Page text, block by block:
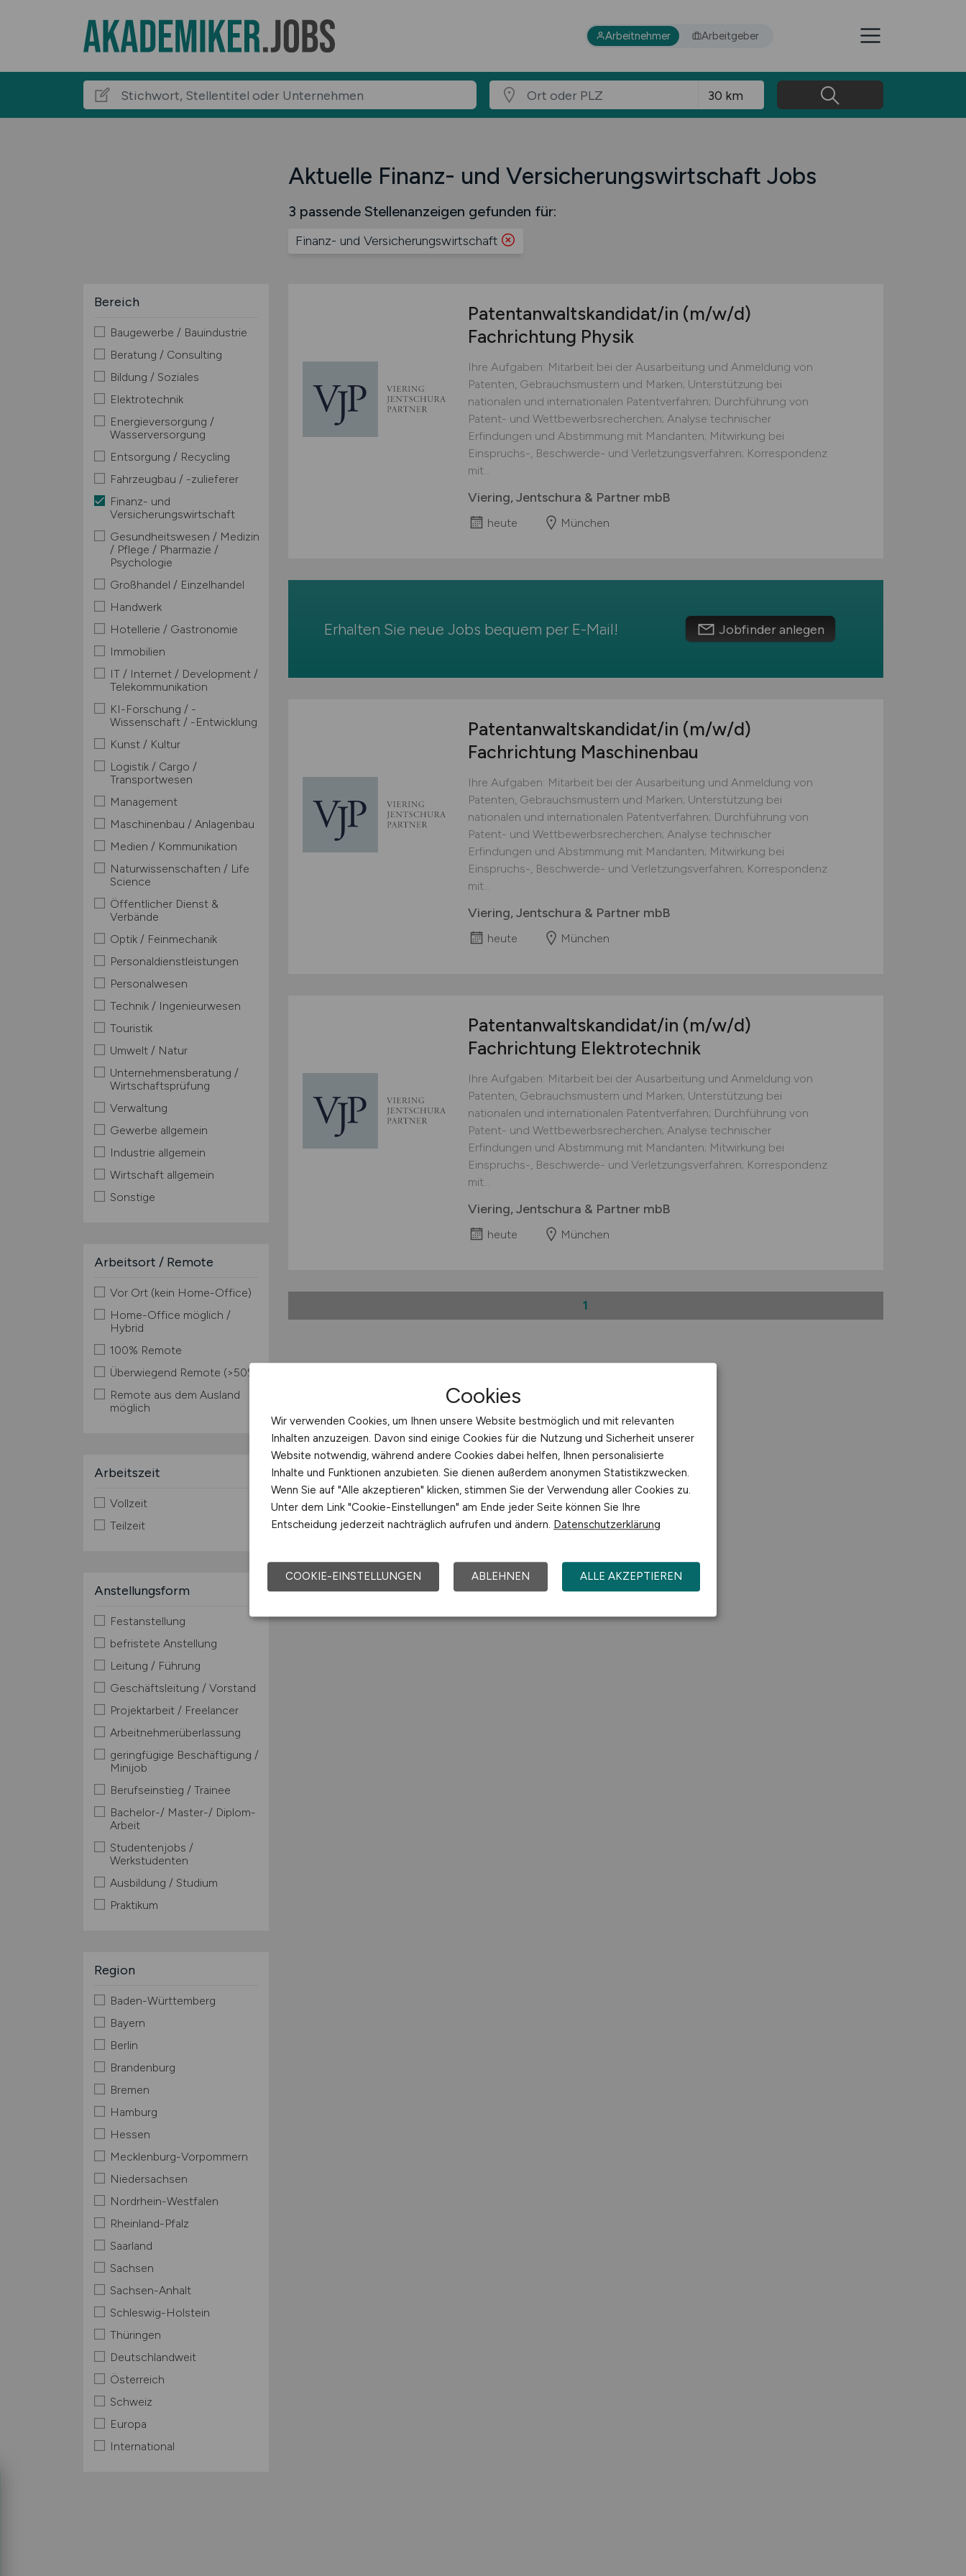
Arbeitnehmer Arbeitgeber
Aktuelle Finanz- und Versicherungswirtschaft Jobs
3 passende Stellenanzeigen gefunden für:
Finanz- und Versicherungswirtschaft
Bereich
Baugewerbe / Bauindustrie
Beratung / Consulting
Bildung / Soziales
Elektrotechnik
Energieversorgung /
Wasserversorgung
Entsorgung / Recycling
Fahrzeugbau / -zulieferer
Finanz- und
Versicherungswirtschaft
Gesundheitswesen / Medizin
/ Pflege / Pharmazie /
Psychologie
Großhandel / Einzelhandel
Handwerk
Hotellerie / Gastronomie
Immobilien
IT / Internet / Development /
Telekommunikation
KI-Forschung / -
Wissenschaft / -Entwicklung
Kunst / Kultur
Logistik / Cargo /
Transportwesen
Management
Maschinenbau / Anlagenbau
Medien / Kommunikation
Naturwissenschaften / Life
Science
Öffentlicher Dienst &
Verbände
Optik / Feinmechanik
Personaldienstleistungen
Personalwesen
Technik / Ingenieurwesen
Touristik
Umwelt / Natur
Unternehmensberatung /
Wirtschaftsprüfung
Verwaltung
Gewerbe allgemein
Industrie allgemein
Wirtschaft allgemein
Sonstige
Arbeitsort / Remote
Vor Ort (kein Home-Office)
Home-Office möglich /
Hybrid
100% Remote
Überwiegend Remote (>50%)
Remote aus dem Ausland
möglich
Arbeitszeit
Vollzeit
Teilzeit
Anstellungsform
Festanstellung
befristete Anstellung
Leitung / Führung
Geschäftsleitung / Vorstand
Projektarbeit / Freelancer
Arbeitnehmerüberlassung
geringfügige Beschäftigung /
Minijob
Berufseinstieg / Trainee
Bachelor-/ Master-/ Diplom-
Arbeit
Studentenjobs /
Werkstudenten
Ausbildung / Studium
Praktikum
Region
Baden-Württemberg
Bayern
Berlin
Brandenburg
Bremen
Hamburg
Hessen
Mecklenburg-Vorpommern
Niedersachsen
Nordrhein-Westfalen
Rheinland-Pfalz
Saarland
Sachsen
Sachsen-Anhalt
Schleswig-Holstein
Thüringen
Deutschlandweit
Österreich
Schweiz
Europa
International
Patentanwaltskandidat/in (m/w/d)
Fachrichtung Physik
Ihre Aufgaben: Mitarbeit bei der Ausarbeitung und Anmeldung von
Patenten, Gebrauchsmustern und Marken; Unterstützung bei
nationalen und internationalen Patentverfahren; Durchführung von
Patent- und Wettbewerbsrecherchen; Analyse technischer
Erfindungen und Abstimmung mit Mandanten; Mitwirkung bei
Einspruchs-, Beschwerde- und Verletzungsverfahren; Korrespondenz
mit...
Viering, Jentschura & Partner mbB
heute München
Erhalten Sie neue Jobs bequem per E-Mail! Jobfinder anlegen
Patentanwaltskandidat/in (m/w/d)
Fachrichtung Maschinenbau
Ihre Aufgaben: Mitarbeit bei der Ausarbeitung und Anmeldung von
Patenten, Gebrauchsmustern und Marken; Unterstützung bei
nationalen und internationalen Patentverfahren; Durchführung von
Patent- und Wettbewerbsrecherchen; Analyse technischer
Erfindungen und Abstimmung mit Mandanten; Mitwirkung bei
Einspruchs-, Beschwerde- und Verletzungsverfahren; Korrespondenz
mit...
Viering, Jentschura & Partner mbB
heute München
Patentanwaltskandidat/in (m/w/d)
Fachrichtung Elektrotechnik
Ihre Aufgaben: Mitarbeit bei der Ausarbeitung und Anmeldung von
Patenten, Gebrauchsmustern und Marken; Unterstützung bei
nationalen und internationalen Patentverfahren; Durchführung von
Patent- und Wettbewerbsrecherchen; Analyse technischer
Erfindungen und Abstimmung mit Mandanten; Mitwirkung bei
Einspruchs-, Beschwerde- und Verletzungsverfahren; Korrespondenz
mit...
Viering, Jentschura & Partner mbB
heute München
1
Cookies
Wir verwenden Cookies, um Ihnen unsere Website bestmöglich und mit relevanten
Inhalten anzuzeigen. Davon sind einige Cookies für die Nutzung und Sicherheit unserer
Website notwendig, während andere Cookies dabei helfen, Ihnen personalisierte
Inhalte und Funktionen anzubieten. Sie dienen außerdem anonymen Statistikzwecken.
Wenn Sie auf "Alle akzeptieren" klicken, stimmen Sie der Verwendung aller Cookies zu.
Unter dem Link "Cookie-Einstellungen" am Ende jeder Seite können Sie Ihre
Entscheidung jederzeit nachträglich aufrufen und ändern. Datenschutzerklärung
COOKIE-EINSTELLUNGEN ABLEHNEN ALLE AKZEPTIEREN